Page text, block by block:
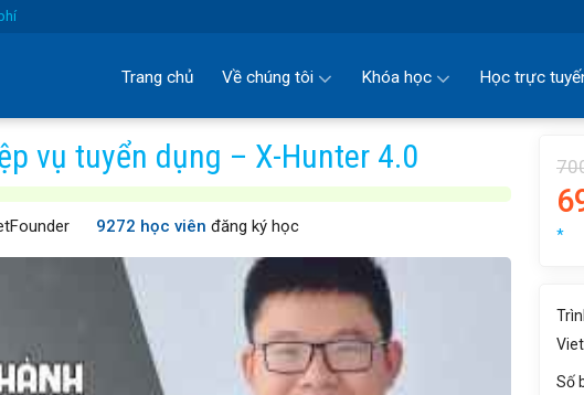
Trang chủ Về chúng tôi Khóa học Học trực
vụ tuyển dụng – X-Hunter 4.0
9272 học viên đăng ký học *
Số